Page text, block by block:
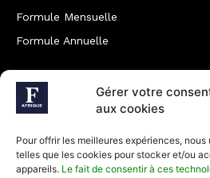
Gérer votre
aux cookies
Pour offrir les meilleures expériences,
telles que les cookies pour stocker et/ou
appareils. Le fait de consentir à ces
Formule Mensuelle
Formule Annuelle
JOINDRE L'ÉQUIPE
Rédaction
Développement commercial
Communiquer avec Forbes Afrique